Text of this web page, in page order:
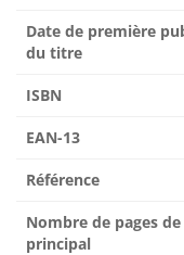
Date de première
du titre
ISBN
EAN-13
Référence
Nombre de pages
principal